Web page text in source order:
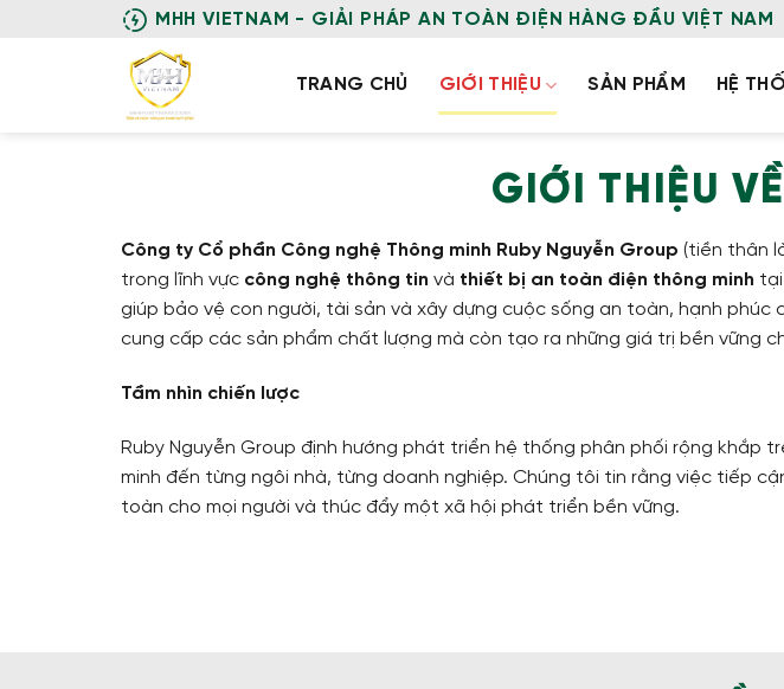
MHH VIETNAM - GIẢI PHÁP AN TOÀN ĐIỆN HÀNG ĐẦU VIỆT NAM
TRANG CHỦ GIỚI THIỆU SẢN PHẨM HỆ
GIỚI THIỆU
Công ty Cổ phần Công nghệ Thông minh Ruby Nguyễn Group (tiền thân
trong lĩnh vực công nghệ thông tin và thiết bị an toàn điện thông minh
giúp bảo vệ con người, tài sản và xây dựng cuộc sống an toàn, hạnh phúc
cung cấp các sản phẩm chất lượng mà còn tạo ra những giá trị bền vững
Tầm nhìn chiến lược
Ruby Nguyễn Group định hướng phát triển hệ thống phân phối rộng khắp
minh đến từng ngôi nhà, từng doanh nghiệp. Chúng tôi tin rằng việc tiếp
toàn cho mọi người và thúc đẩy một xã hội phát triển bền vững.